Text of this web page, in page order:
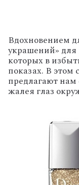
Вдохновением
украшений» для
которых в
показах. В этом
предлагают
жалея глаз